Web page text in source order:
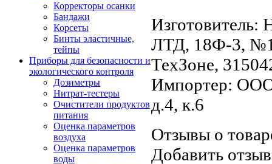
Корректоры осанки
Бандажи
Корсеты
Бинты эластичные,
тейпы
Приборы для безопасности и
экологического контроля
Дозиметры
Нитрат-тестеры
Очистители продуктов
питания
Оценка параметров
воздуха
Оценка параметров
воды
Изготовитель:
ЛТД, 18Ф-3, №1
ТехЗоне,
Импортер:
д.4, к.6
Отзывы о
Добавить отзыв